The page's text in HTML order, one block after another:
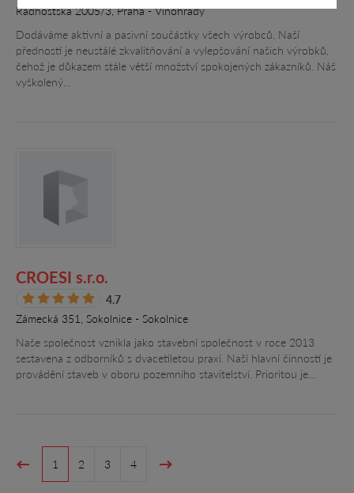
Radhošťská 2005/3, Praha - Vinohrady
Dodáváme aktivní a pasivní součástky všech výrobců. Naší
předností je neustálé zkvalitňování a vylepšování našich výrobků,
čehož je důkazem stále větší množství spokojených zákazníků. Náš
vyškolený…
CROESI s.r.o.
4.7
Zámecká 351, Sokolnice - Sokolnice
Naše společnost vznikla jako stavební společnost v roce 2013
sestavena z odborníků s dvacetiletou praxí. Naší hlavní činností je
provádění staveb v oboru pozemního stavitelství. Prioritou je…
1 2 3 4